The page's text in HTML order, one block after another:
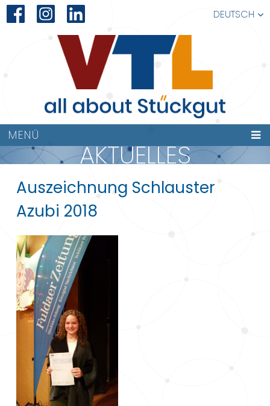
DEUTSCH
MENÜ
AKTUELLES
Auszeichnung Schlauster
Azubi 2018